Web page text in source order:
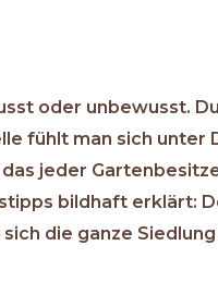
oder unbewusst.
fühlt man sich unter
jeder
bildhaft erklärt:
die ganze Siedlung